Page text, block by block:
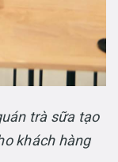
trà sữa tạo
khách hàng